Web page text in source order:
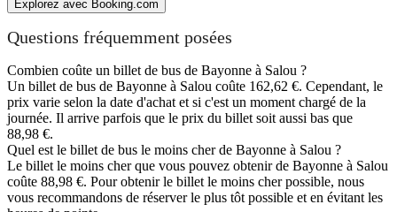
Explorez avec Booking.com
Questions fréquemment posées
Combien coûte un billet de bus de Bayonne à Salou ?
Un billet de bus de Bayonne à Salou coûte 162,62 €. Cependant, le
prix varie selon la date d'achat et si c'est un moment chargé de la
journée. Il arrive parfois que le prix du billet soit aussi bas que
88,98 €.
Quel est le billet de bus le moins cher de Bayonne à Salou ?
Le billet le moins cher que vous pouvez obtenir de Bayonne à Salou
coûte 88,98 €. Pour obtenir le billet le moins cher possible, nous
vous recommandons de réserver le plus tôt possible et en évitant les